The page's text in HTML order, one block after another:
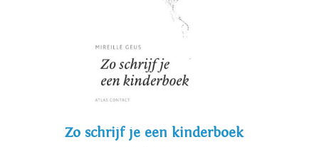
Zo schrijf je een kinderboek